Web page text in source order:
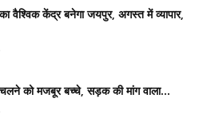
वैश्विक केंद्र बनेगा जयपुर, अगस्त में व्यापार,
को मजबूर बच्चे, सड़क की मांग वाला...